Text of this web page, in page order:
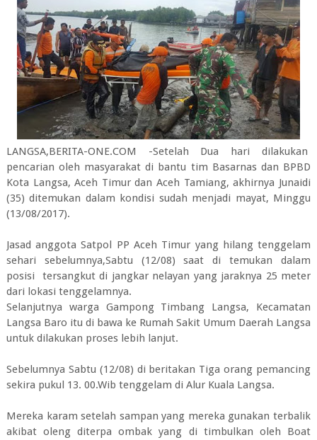
LANGSA,BERITA-ONE.COM -Setelah Dua hari dilakukan
pencarian oleh masyarakat di bantu tim Basarnas dan BPBD
Kota Langsa, Aceh Timur dan Aceh Tamiang, akhirnya Junaidi
(35) ditemukan dalam kondisi sudah menjadi mayat, Minggu
(13/08/2017).
Jasad anggota Satpol PP Aceh Timur yang hilang tenggelam
sehari sebelumnya,Sabtu (12/08) saat di temukan dalam
posisi tersangkut di jangkar nelayan yang jaraknya 25 meter
dari lokasi tenggelamnya.
Selanjutnya warga Gampong Timbang Langsa, Kecamatan
Langsa Baro itu di bawa ke Rumah Sakit Umum Daerah Langsa
untuk dilakukan proses lebih lanjut.
Sebelumnya Sabtu (12/08) di beritakan Tiga orang pemancing
sekira pukul 13. 00.Wib tenggelam di Alur Kuala Langsa.
Mereka karam setelah sampan yang mereka gunakan terbalik
akibat oleng diterpa ombak yang di timbulkan oleh Boat